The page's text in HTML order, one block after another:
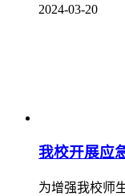
2024-03-20
我校开展应
为增强我校师